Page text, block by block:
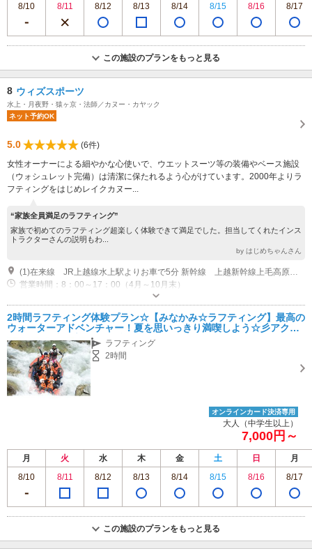
8/10
8/11 8/12 8/13 8/14 8/15 8/16 8/17
この施設のプランをもっと見る
8 ウィズスポーツ
水上・月夜野・猿ヶ京・法師／カヌー・カヤック
ネット予約OK
5.0
(6件)
女性オーナーによる細やかな心使いで、ウエットスーツ等の装備やベース施設
（ウォシュレット完備）は清潔に保たれるよう心がけています。2000年よりラ
フティングをはじめレイクカヌー...
“家族全員満足のラフティング”
家族で初めてのラフティング超楽しく体験できて満足でした。担当してくれたインス
トラクターさんの説明もわ...
by はじめちゃんさん
(1)在来線 JR上越線水上駅よりお車で5分 新幹線 上越新幹線上毛高原駅よりお車で15分 車 関越道～水上ＩＣ～みなかみ温泉街方面 約3分
営業時間：8：00～17：00（4月～10月末）
専用駐車場あり（無料）30台 大型バス３台入ります
2時間ラフティング体験プラン☆【みなかみ☆ラフティング】最高の
ウォーターアドベンチャー！夏を思いっきり満喫しよう☆彡アクセ
ス抜群！無料送迎あり☆彡ラフティング
2時間
オンラインカード決済専用
大人（中学生以上）
7,000円～
月 火 水 木 金 土 日
月
8/10
8/11 8/12 8/13 8/14 8/15 8/16 8/17
この施設のプランをもっと見る